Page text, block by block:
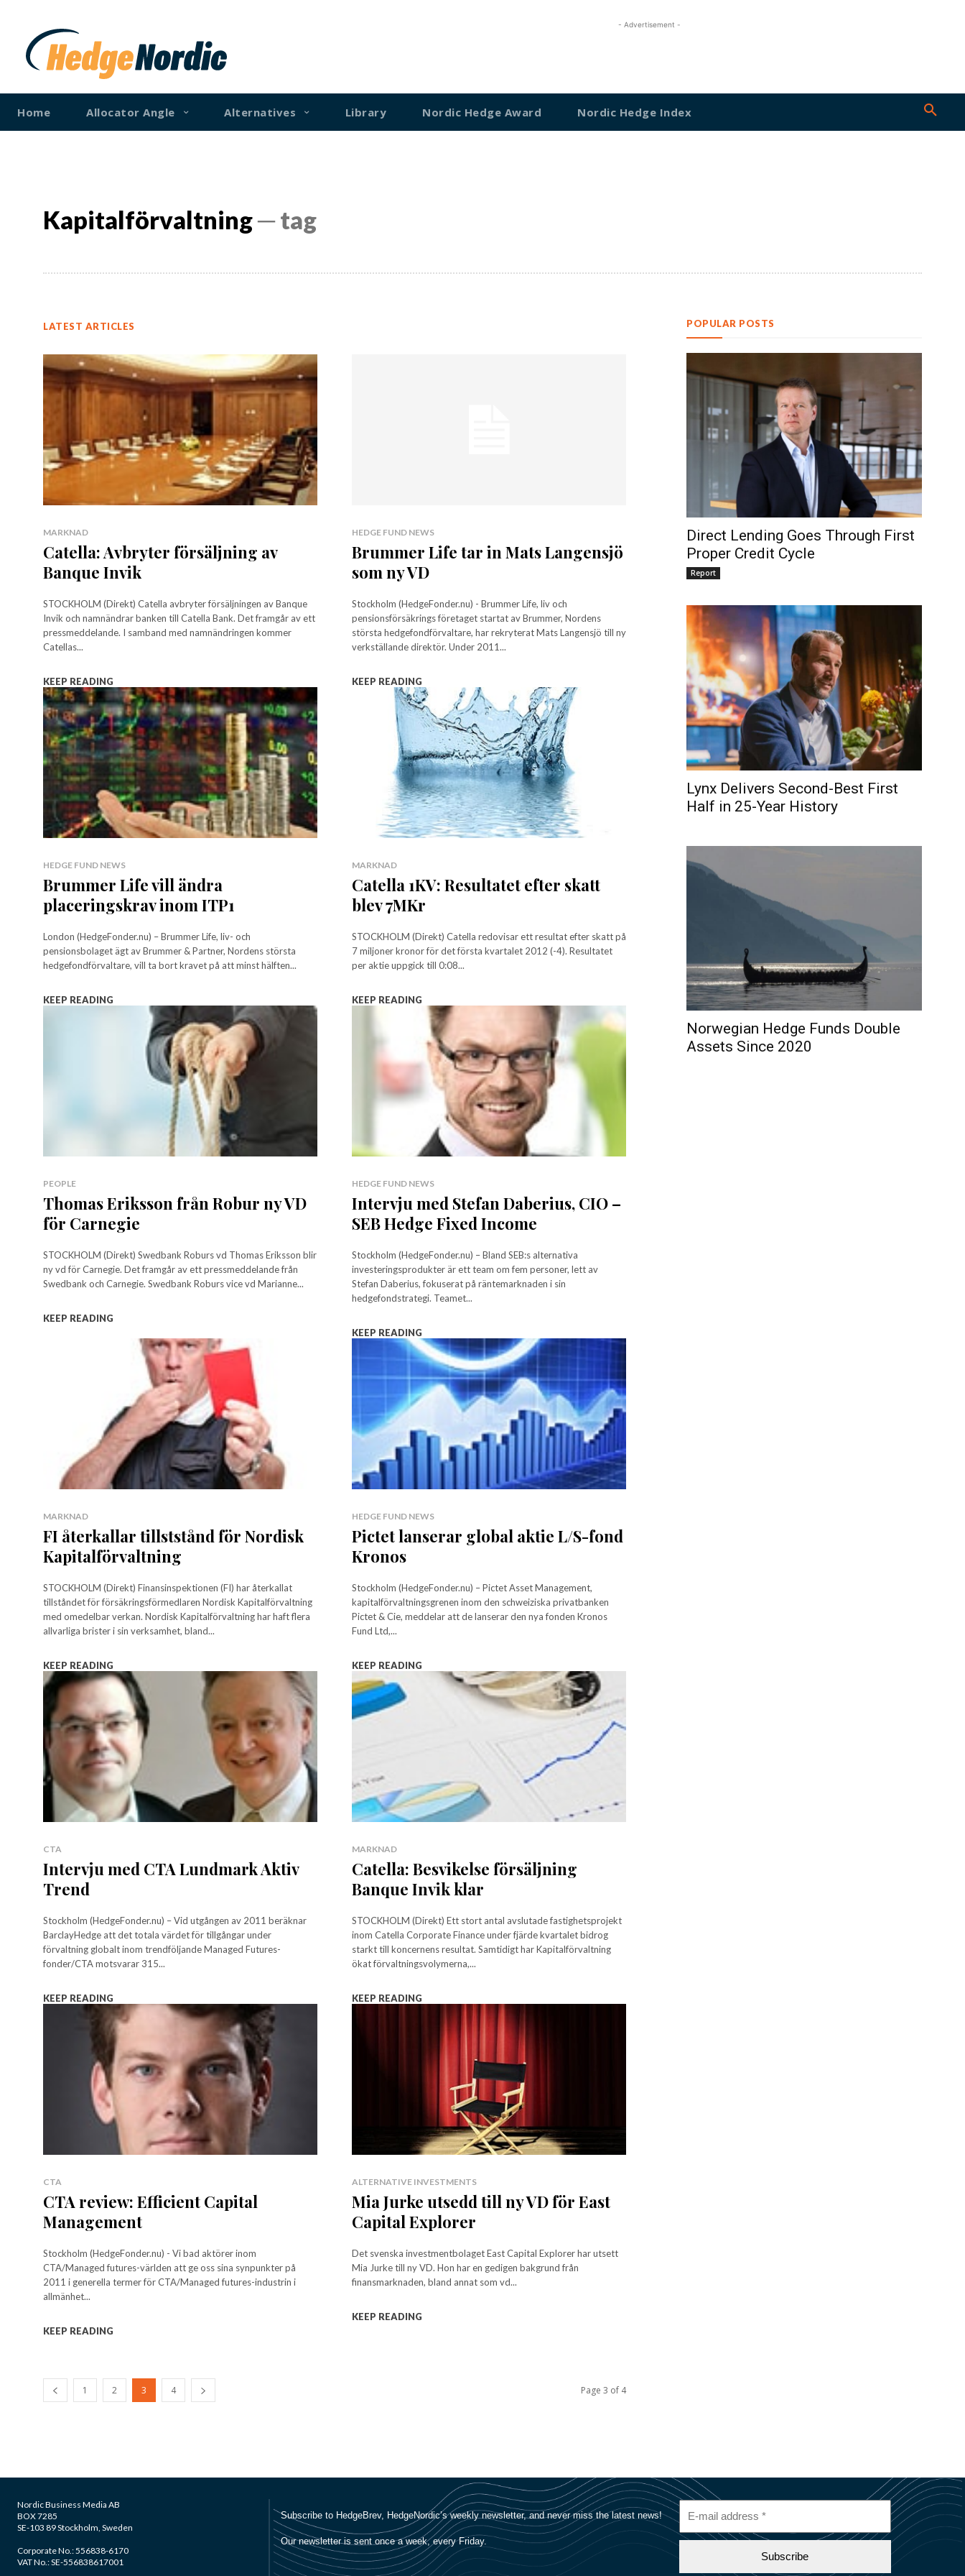
- Advertisement -
Home Allocator Angle Alternatives Library Nordic Hedge Award Nordic Hedge Index
Kapitalförvaltning─ tag
LATEST ARTICLES
MARKNAD
Catella: Avbryter försäljning av
Banque Invik
STOCKHOLM (Direkt) Catella avbryter försäljningen av Banque
Invik och namnändrar banken till Catella Bank. Det framgår av ett
pressmeddelande. I samband med namnändringen kommer
Catellas...
KEEP READING
HEDGE FUND NEWS
Brummer Life tar in Mats Langensjö
som ny VD
Stockholm (HedgeFonder.nu) - Brummer Life, liv och
pensionsförsäkrings företaget startat av Brummer, Nordens
största hedgefondförvaltare, har rekryterat Mats Langensjö till ny
verkställande direktör. Under 2011...
KEEP READING
HEDGE FUND NEWS
Brummer Life vill ändra
placeringskrav inom ITP1
London (HedgeFonder.nu) – Brummer Life, liv- och
pensionsbolaget ägt av Brummer & Partner, Nordens största
hedgefondförvaltare, vill ta bort kravet på att minst hälften...
KEEP READING
MARKNAD
Catella 1KV: Resultatet efter skatt
blev 7MKr
STOCKHOLM (Direkt) Catella redovisar ett resultat efter skatt på
7 miljoner kronor för det första kvartalet 2012 (-4). Resultatet
per aktie uppgick till 0:08...
KEEP READING
PEOPLE
Thomas Eriksson från Robur ny VD
för Carnegie
STOCKHOLM (Direkt) Swedbank Roburs vd Thomas Eriksson blir
ny vd för Carnegie. Det framgår av ett pressmeddelande från
Swedbank och Carnegie. Swedbank Roburs vice vd Marianne...
KEEP READING
HEDGE FUND NEWS
Intervju med Stefan Daberius, CIO –
SEB Hedge Fixed Income
Stockholm (HedgeFonder.nu) – Bland SEB:s alternativa
investeringsprodukter är ett team om fem personer, lett av
Stefan Daberius, fokuserat på räntemarknaden i sin
hedgefondstrategi. Teamet...
KEEP READING
MARKNAD
FI återkallar tillststånd för Nordisk
Kapitalförvaltning
STOCKHOLM (Direkt) Finansinspektionen (FI) har återkallat
tillståndet för försäkringsförmedlaren Nordisk Kapitalförvaltning
med omedelbar verkan. Nordisk Kapitalförvaltning har haft flera
allvarliga brister i sin verksamhet, bland...
KEEP READING
HEDGE FUND NEWS
Pictet lanserar global aktie L/S-fond
Kronos
Stockholm (HedgeFonder.nu) – Pictet Asset Management,
kapitalförvaltningsgrenen inom den schweiziska privatbanken
Pictet & Cie, meddelar att de lanserar den nya fonden Kronos
Fund Ltd,...
KEEP READING
CTA
Intervju med CTA Lundmark Aktiv
Trend
Stockholm (HedgeFonder.nu) – Vid utgången av 2011 beräknar
BarclayHedge att det totala värdet för tillgångar under
förvaltning globalt inom trendföljande Managed Futures-
fonder/CTA motsvarar 315...
KEEP READING
MARKNAD
Catella: Besvikelse försäljning
Banque Invik klar
STOCKHOLM (Direkt) Ett stort antal avslutade fastighetsprojekt
inom Catella Corporate Finance under fjärde kvartalet bidrog
starkt till koncernens resultat. Samtidigt har Kapitalförvaltning
ökat förvaltningsvolymerna,...
KEEP READING
CTA
CTA review: Efficient Capital
Management
Stockholm (HedgeFonder.nu) - Vi bad aktörer inom
CTA/Managed futures-världen att ge oss sina synpunkter på
2011 i generella termer för CTA/Managed futures-industrin i
allmänhet...
KEEP READING
ALTERNATIVE INVESTMENTS
Mia Jurke utsedd till ny VD för East
Capital Explorer
Det svenska investmentbolaget East Capital Explorer har utsett
Mia Jurke till ny VD. Hon har en gedigen bakgrund från
finansmarknaden, bland annat som vd...
KEEP READING
1 2 3 4 Page 3 of 4
POPULAR POSTS
Direct Lending Goes Through First
Proper Credit Cycle
Report
Lynx Delivers Second-Best First
Half in 25-Year History
Norwegian Hedge Funds Double
Assets Since 2020
Nordic Business Media AB
BOX 7285
SE-103 89 Stockholm, Sweden
Corporate No.: 556838-6170
VAT No.: SE-556838617001